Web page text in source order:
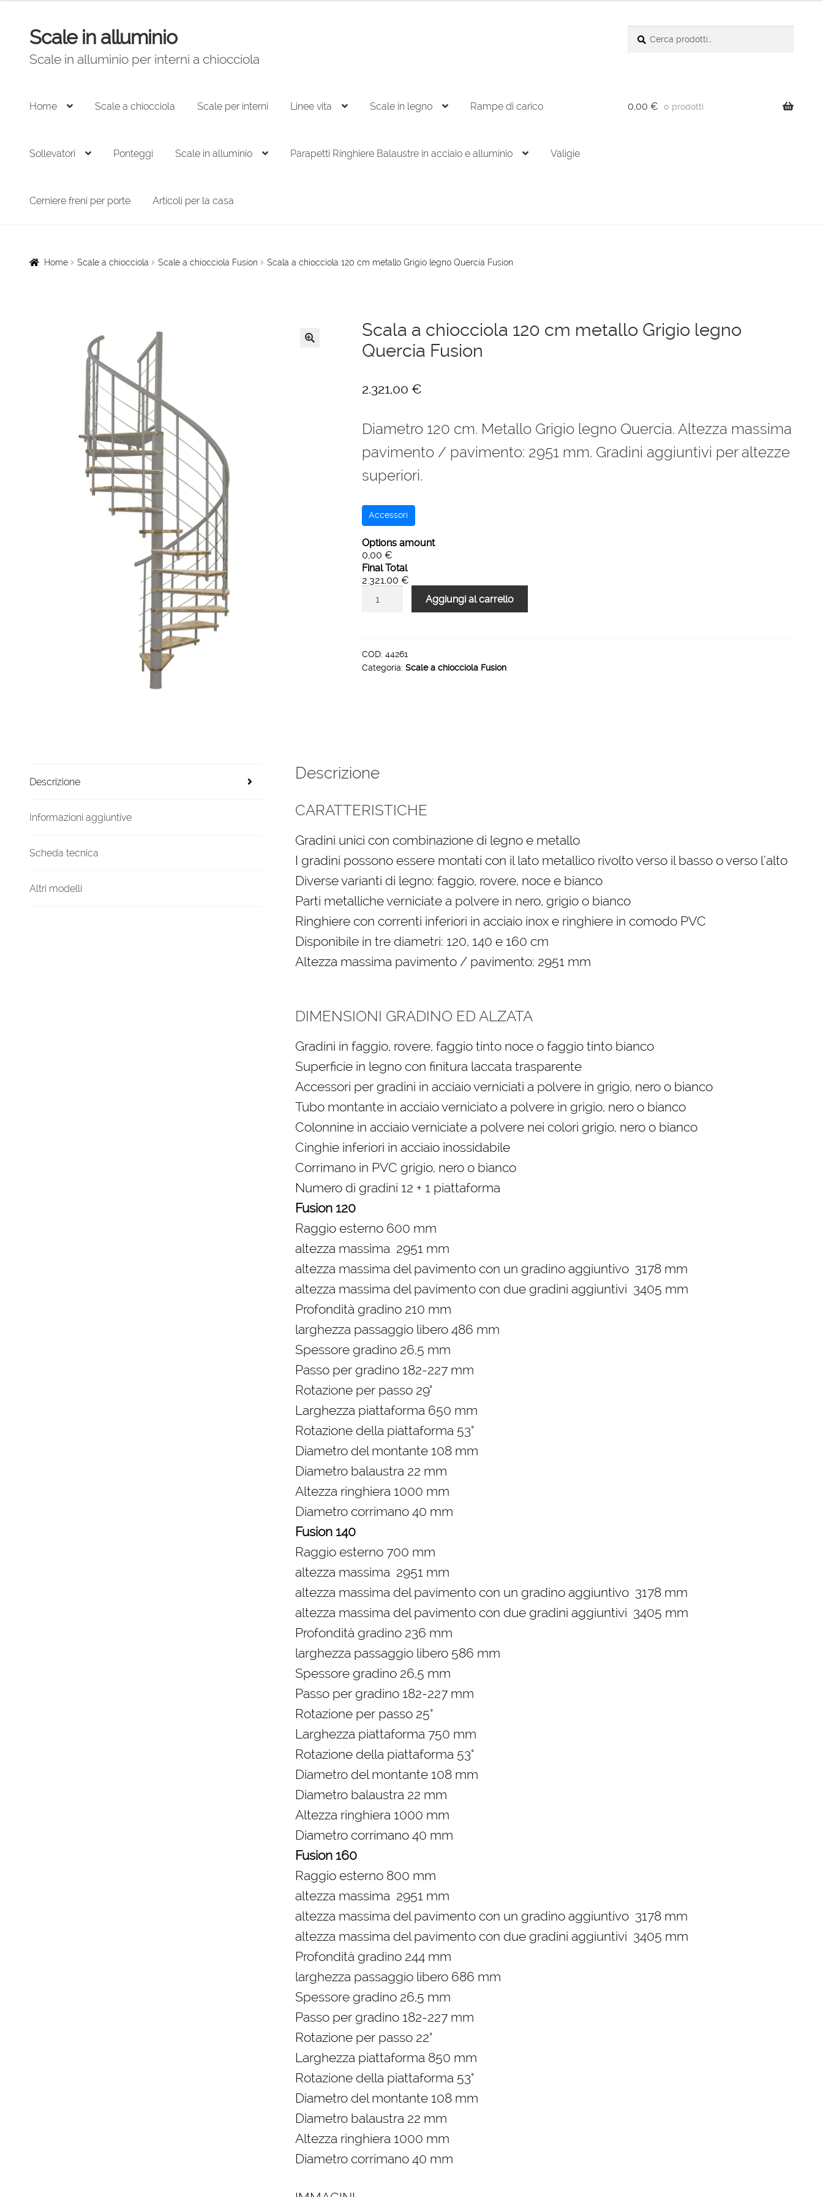
Vai
alla
navigazione
Vai
al
contenuto
Scale in alluminio
Scale in alluminio per interni a chiocciola
Home Scale a chiocciola Scale per interni Linee vita Scale in legno Rampe di carico
Sollevatori Ponteggi Scale in alluminio Parapetti Ringhiere Balaustre in acciaio e alluminio Valigie
Cerniere freni per porte Articoli per la casa
0,00 € 0 prodotti
Home Scale a chiocciola Scale a chiocciola Fusion Scala a chiocciola 120 cm metallo Grigio legno Quercia Fusion
Scala a chiocciola 120 cm metallo Grigio legno
Quercia Fusion
2.321,00 €
Diametro 120 cm. Metallo Grigio legno Quercia. Altezza massima
pavimento / pavimento: 2951 mm. Gradini aggiuntivi per altezze
superiori.
Accessori
Options amount
0,00 €
Final Total
2.321,00 €
cm
metallo
Aggiungi al carrello
COD: 44261
Categoria: Scale a chiocciola Fusion
Descrizione
Informazioni aggiuntive
Scheda tecnica
Altri modelli
Descrizione
CARATTERISTICHE
Gradini unici con combinazione di legno e metallo
I gradini possono essere montati con il lato metallico rivolto verso il basso o verso l’alto
Diverse varianti di legno: faggio, rovere, noce e bianco
Parti metalliche verniciate a polvere in nero, grigio o bianco
Ringhiere con correnti inferiori in acciaio inox e ringhiere in comodo PVC
Disponibile in tre diametri: 120, 140 e 160 cm
Altezza massima pavimento / pavimento: 2951 mm
DIMENSIONI GRADINO ED ALZATA
Gradini in faggio, rovere, faggio tinto noce o faggio tinto bianco
Superficie in legno con finitura laccata trasparente
Accessori per gradini in acciaio verniciati a polvere in grigio, nero o bianco
Tubo montante in acciaio verniciato a polvere in grigio, nero o bianco
Colonnine in acciaio verniciate a polvere nei colori grigio, nero o bianco
Cinghie inferiori in acciaio inossidabile
Corrimano in PVC grigio, nero o bianco
Numero di gradini 12 + 1 piattaforma
Fusion 120
Raggio esterno 600 mm
altezza massima 2951 mm
altezza massima del pavimento con un gradino aggiuntivo 3178 mm
altezza massima del pavimento con due gradini aggiuntivi 3405 mm
Profondità gradino 210 mm
larghezza passaggio libero 486 mm
Spessore gradino 26,5 mm
Passo per gradino 182-227 mm
Rotazione per passo 29°
Larghezza piattaforma 650 mm
Rotazione della piattaforma 53°
Diametro del montante 108 mm
Diametro balaustra 22 mm
Altezza ringhiera 1000 mm
Diametro corrimano 40 mm
Fusion 140
Raggio esterno 700 mm
altezza massima 2951 mm
altezza massima del pavimento con un gradino aggiuntivo 3178 mm
altezza massima del pavimento con due gradini aggiuntivi 3405 mm
Profondità gradino 236 mm
larghezza passaggio libero 586 mm
Spessore gradino 26,5 mm
Passo per gradino 182-227 mm
Rotazione per passo 25°
Larghezza piattaforma 750 mm
Rotazione della piattaforma 53°
Diametro del montante 108 mm
Diametro balaustra 22 mm
Altezza ringhiera 1000 mm
Diametro corrimano 40 mm
Fusion 160
Raggio esterno 800 mm
altezza massima 2951 mm
altezza massima del pavimento con un gradino aggiuntivo 3178 mm
altezza massima del pavimento con due gradini aggiuntivi 3405 mm
Profondità gradino 244 mm
larghezza passaggio libero 686 mm
Spessore gradino 26,5 mm
Passo per gradino 182-227 mm
Rotazione per passo 22°
Larghezza piattaforma 850 mm
Rotazione della piattaforma 53°
Diametro del montante 108 mm
Diametro balaustra 22 mm
Altezza ringhiera 1000 mm
Diametro corrimano 40 mm